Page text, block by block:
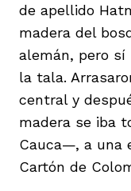
de apellido
madera del
alemán, pero sí
la tala.
central y
madera se iba
Cauca—, a una
Cartón de